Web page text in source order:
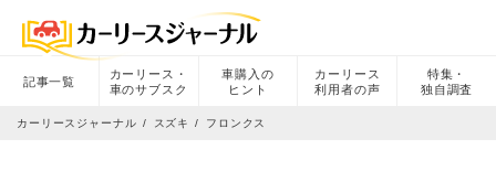
記事一覧
カーリース・
車のサブスク
車購入の
ヒント
カーリース
利用者の声
特集・
独自調査
カーリースジャーナル スズキ フロンクス